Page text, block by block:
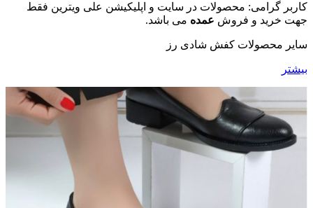
کاربر گرامی: محصولات در سایت و اپلیکیشن علی ویترین فقط
جهت خرید و فروش عمده می باشد.
سایر محصولات کفش شادی رز
بیشتر